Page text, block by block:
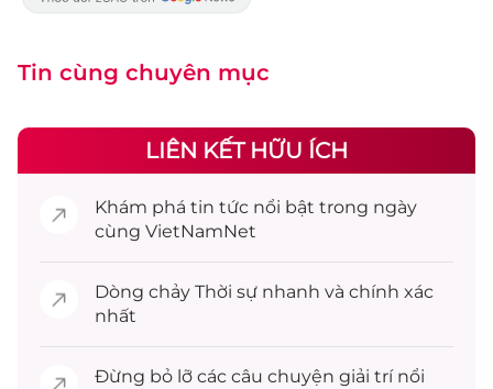
Tin cùng chuyên mục
LIÊN KẾT HỮU ÍCH
Khám phá tin tức nổi bật trong ngày
cùng VietNamNet
Dòng chảy Thời sự nhanh và chính xác
nhất
Đừng bỏ lỡ các câu chuyện giải trínổi